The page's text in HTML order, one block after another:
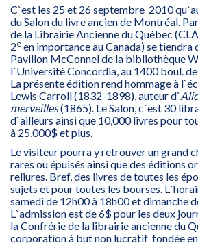
C`est les 25 et 26 septembre 2010
du Salon du livre ancien de Montréal.
de la Librairie Ancienne du Québec
2e en importance au Canada) se tiendra
Pavillon McConnel de la bibliothèque
l`Université Concordia, au 1400 boul.
La présente édition rend hommage à
Lewis Carroll (1832-1898), auteur d`
merveilles(1865). Le Salon, c`est 30
d`ailleurs ainsi que 10,000 livres pour
à 25,000$ et plus.
Le visiteur pourra y retrouver un grand
rares ou épuisés ainsi que des éditions
reliures. Bref, des livres de toutes les
sujets et pour toutes les bourses.
samedi de 12h00 à 18h00 et dimanche
L`admission est de 6$ pour les deux
la Confrérie de la librairie ancienne du
corporation à but non lucratif fondée